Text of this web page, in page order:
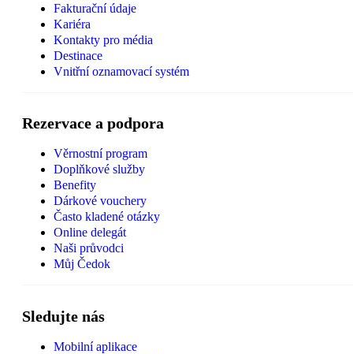
Fakturační údaje
Kariéra
Kontakty pro média
Destinace
Vnitřní oznamovací systém
Rezervace a podpora
Věrnostní program
Doplňkové služby
Benefity
Dárkové vouchery
Často kladené otázky
Online delegát
Naši průvodci
Můj Čedok
Sledujte nás
Mobilní aplikace